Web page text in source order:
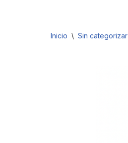
Inicio \ Sin categorizar